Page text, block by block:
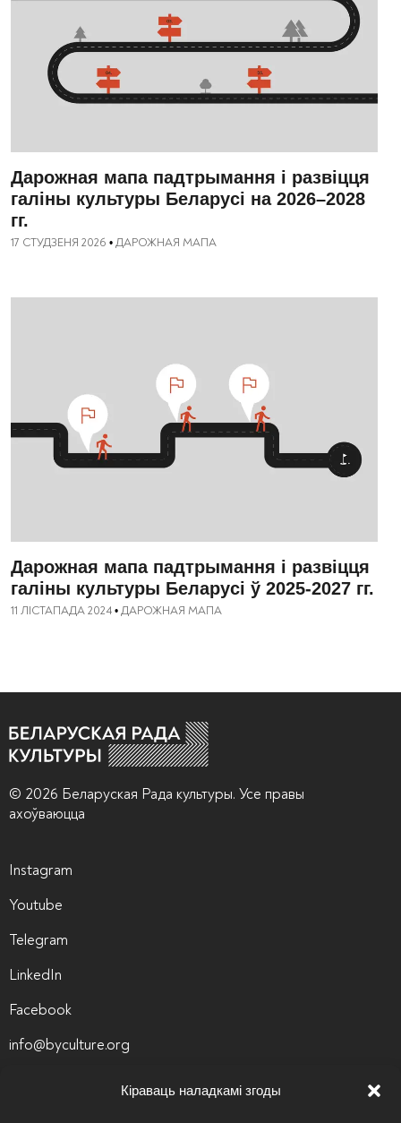
Кіраваць наладкамі згоды
Дарожная мапа падтрымання і развіцця
галіны культуры Беларусі на 2026–2028
гг.
17 СТУДЗЕНЯ 2026 • ДАРОЖНАЯ МАПА
Дарожная мапа падтрымання і развіцця
галіны культуры Беларусі ў 2025-2027 гг.
11 ЛІСТАПАДА 2024 • ДАРОЖНАЯ МАПА
© 2026 Беларуская Рада культуры. Усе правы
ахоўваюцца
Instagram
Youtube
Telegram
LinkedIn
Facebook
info@byculture.org